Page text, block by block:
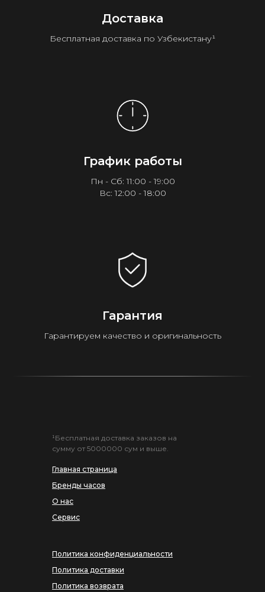
Доставка
Бесплатная доставка по Узбекистану¹
График работы
Пн - Сб: 11:00 - 19:00
Вс: 12:00 - 18:00
Гарантия
Гарантируем качество и оригинальность
Главная страница
Бренды часов
О нас
Сервис
¹Бесплатная доставка заказов на
сумму от 5000000 сум и выше.
Политика конфиденциальности
Политика доставки
Политика возврата